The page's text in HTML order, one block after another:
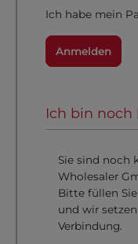
Ich habe mein
Anmelden
Ich bin noch
Sie sind noch
Wholesaler
Bitte füllen
und wir
Verbindung.